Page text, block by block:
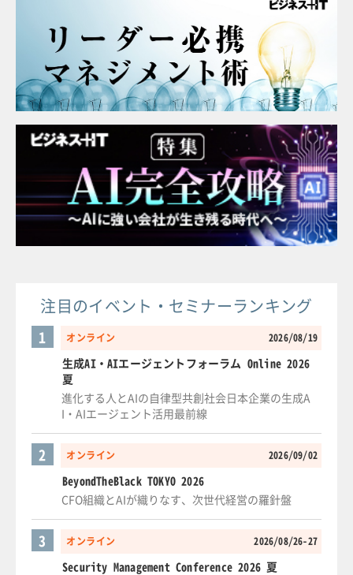
注目のイベント・セミナーランキング
オンライン 2026/08/19
1
生成AI・AIエージェントフォーラム Online 2026
夏
進化する人とAIの自律型共創社会日本企業の生成A
I・AIエージェント活用最前線
オンライン 2026/09/02
2
BeyondTheBlack TOKYO 2026
CFO組織とAIが織りなす、次世代経営の羅針盤
オンライン 2026/08/26-27
3
Security Management Conference 2026 夏